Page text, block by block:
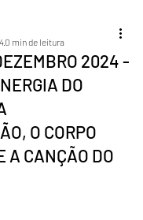
2024 -
DO
O CORPO
A CANÇÃO DO
0 min de leitura